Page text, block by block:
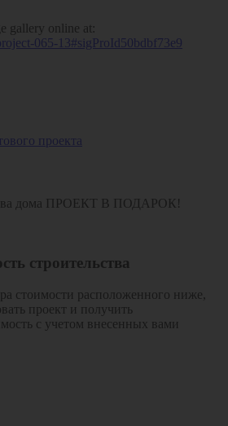
gallery online at:
065-13#sigProId50bdbf73e9
проекта
дома ПРОЕКТ В ПОДАРОК!
строительства
стоимости расположенного ниже,
проект и получить
с учетом внесенных вами